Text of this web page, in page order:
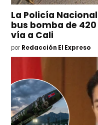
La Policía
bus bomba de
vía a Cali
por Redacción El Expreso